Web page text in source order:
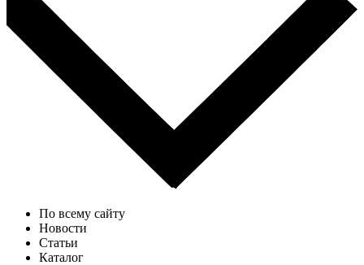
По всему сайту
Новости
Статьи
Каталог